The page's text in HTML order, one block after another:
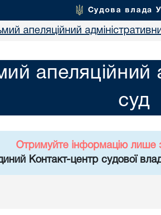
Судова влада
апеляційний
апеляційний
суд
Отримуйте інформацію лише
Контакт-центр судової